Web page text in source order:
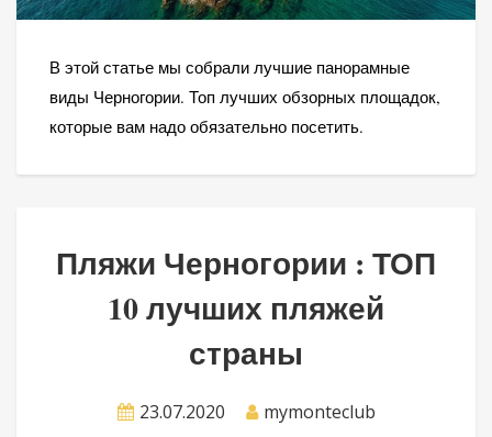
В этой статье мы собрали лучшие панорамные
виды Черногории. Топ лучших обзорных площадок,
которые вам надо обязательно посетить.
Пляжи Черногории : ТОП
10 лучших пляжей
страны
23.07.2020 mymonteclub